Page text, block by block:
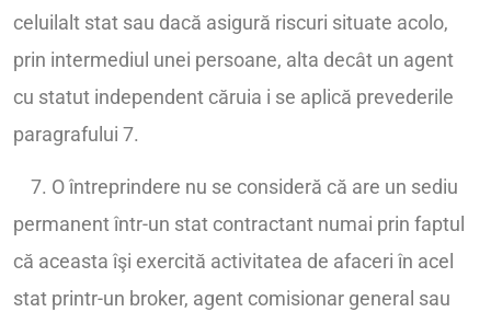
celuilalt stat sau dacă asigură riscuri situate acolo,
prin intermediul unei persoane, alta decât un agent
cu statut independent căruia i se aplică prevederile
paragrafului 7.
7. O întreprindere nu se consideră că are un sediu
permanent într-un stat contractant numai prin faptul
că aceasta îşi exercită activitatea de afaceri în acel
stat printr-un broker, agent comisionar general sau